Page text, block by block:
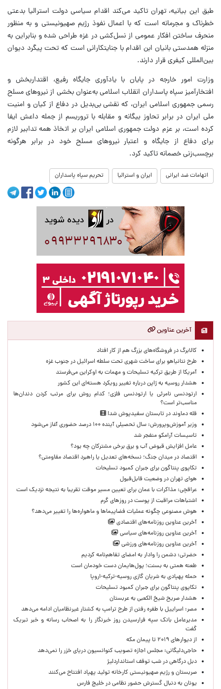
طبق این بیانیه، تهران تاکید می‌کند اقدام سیاسی دولت استرالیا بدعتی
خطرناک و مجرمانه است که با اعمال نفوذ رژیم صهیونیستی و به منظور
منحرف ساختن افکار عمومی از نسل‌کشی در غزه طراحی شده و بنابراین به
منزله همدستی بانیان ابن اقدام با جنایتکارانی است که تحت پیگرد دیوان
بین‌المللی کیفری قرار دارند.
وزارت امور خارجه در پایان با یادآوری جایگاه رفیع، اقتداربخش و
افتخارآمیز سپاه پاسداران انقلاب اسلامی به‌عنوان بخشی از نیروهای مسلح
رسمی جمهوری اسلامی ایران، که نقشی بی‌بدیل در دفاع از کیان و امنیت
ملی ایران در برابر تحاوز بیگانه و مقابله با تروریسم از جمله داعش ایفا
کرده است، بر عزم دولت جمهوری اسلامی ایران بر اتخاذ همه تدابیر لازم
برای دفاع از جایگاه و اعتبار نیروهای مسلح خود در برابر هرگونه
برچسب‌زنی خصمانه تاکید کرد.
اتهامات ضد ایرانی ایران و استرالیا تحریم سپاه پاسداران
آخرین عناوین
کالابرگ در فروشگاه‌های بزرگ هم از کار افتاد
طرح نتانیاهو برای ساخت شهری تحت سلطه اسرائیل در جنوب غزه
آمریکا از طریق ترکیه تسلیحات و مهمات به اوکراین می‌فرستد
هشدار روسیه به ژاپن درباره تغییر رویکرد هسته‌ای این کشور
ارتودنسی نامرئی یا ارتودنسی فلزی؛ کدام روش برای مرتب کردن دندان‌ها
مناسب‌تر است؟
قله دماوند در تابستان سفیدپوش شد!
وزیر آموزش‌وپرورش: سال تحصیلی آینده ۱۰۰ درصد حضوری آغاز می‌شود
تاسیسات آرامکو منفجر شد
عامل افزایش قبوض آب و برق برخی مشترکان چه بود؟
اقتصاد در میدان جنگ؛ نسخه‌های تعدیل یا راهبرد اقتصاد مقاومتی؟
تکاپوی پنتاگون برای جبران کمبود تسلیحات
هوای تهران در وضعیت قابل‌قبول
عراقچی: مذاکرات با عمان برای تعیین مسیر موقت تقریبا به نتیجه نزدیک است
اشتباهات مراقبت از پوست در روزهای گرم
هوش مصنوعی چگونه عملیات فضاپیماها و ماهواره‌ها را تغییر می‌دهد؟
آخرین عناوین روزنامه‌های اقتصادی
آخرین عناوین روزنامه‌های سیاسی
آخرین عناوین روزنامه‌های ورزشی
حضرتی: دشمن را وادار به امضای تفاهم‌نامه کردیم
طعنه همتی به بسنت؛ پول‌هایمان دست خودمان است
حمله پهپادی به شریان گازی روسیه-ترکیه-اروپا
تکاپوی پنتاگون برای جبران کمبود تسلیحات
هشدار صریح شیخ الکعبی به عربستان
مصر: اسراییل با طفره رفتن از طرح ترامپ به کشتار غیرنظامیان ادامه می‌دهد
مدیرعامل بانک سپه فرارسیدن روز خبرنگار را به اصحاب رسانه و خبر تبریک
گفت
از دیوارهای ۲۰۱۹ تا پیمان مکه
حاجی‌دلیگانی: مجلس اجازه تصویب کنوانسیون دریای خزر را نمی‌دهد
دبل درگاهی در شب توقف استانداردلیژ
صربستان و رژیم صهیونیستی کارخانه تولید پهپاد افتتاح می‌کنند
یونان به دنبال گسترش حضور نظامی در خلیج فارس